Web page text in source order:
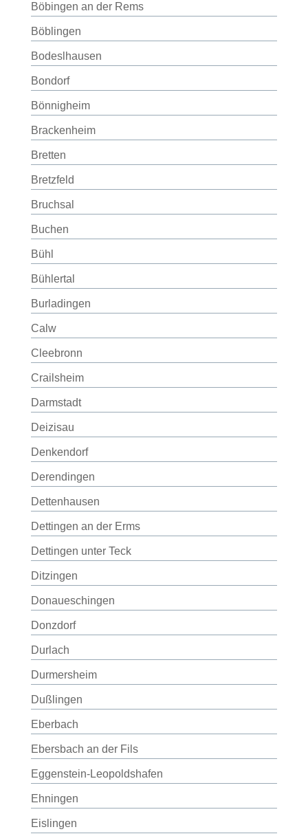
Böbingen an der Rems
Böblingen
Bodeslhausen
Bondorf
Bönnigheim
Brackenheim
Bretten
Bretzfeld
Bruchsal
Buchen
Bühl
Bühlertal
Burladingen
Calw
Cleebronn
Crailsheim
Darmstadt
Deizisau
Denkendorf
Derendingen
Dettenhausen
Dettingen an der Erms
Dettingen unter Teck
Ditzingen
Donaueschingen
Donzdorf
Durlach
Durmersheim
Dußlingen
Eberbach
Ebersbach an der Fils
Eggenstein-Leopoldshafen
Ehningen
Eislingen